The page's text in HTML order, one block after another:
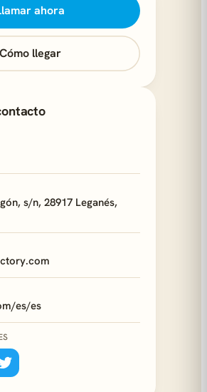
ahora
llegar
s/n, 28917 Leganés,
es/es